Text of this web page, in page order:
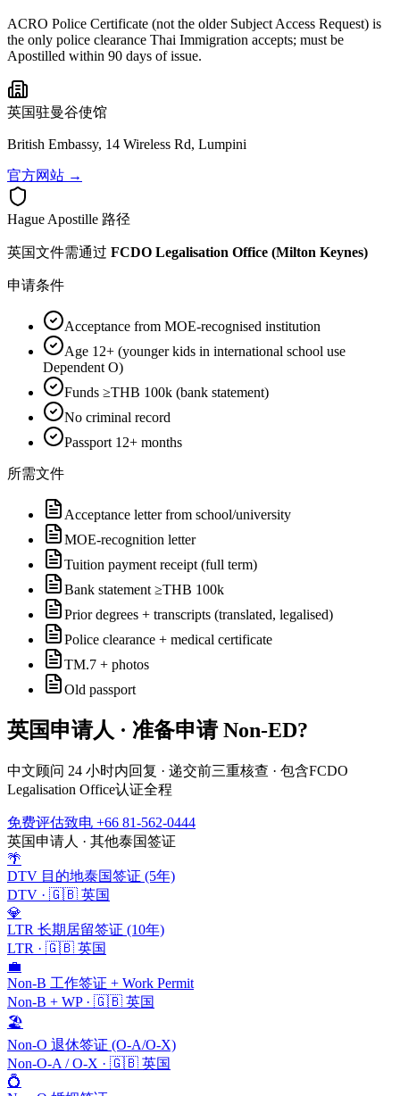
ACRO Police Certificate (not the older Subject Access Request) is
the only police clearance Thai Immigration accepts; must be
Apostilled within 90 days of issue.
英国驻曼谷使馆
British Embassy, 14 Wireless Rd, Lumpini
官方网站 →
Hague Apostille 路径
英国文件需通过 FCDO Legalisation Office (Milton Keynes)
申请条件
Acceptance from MOE-recognised institution
Age 12+ (younger kids in international school use
Dependent O)
Funds ≥THB 100k (bank statement)
No criminal record
Passport 12+ months
所需文件
Acceptance letter from school/university
MOE-recognition letter
Tuition payment receipt (full term)
Bank statement ≥THB 100k
Prior degrees + transcripts (translated, legalised)
Police clearance + medical certificate
TM.7 + photos
Old passport
英国申请人 · 准备申请Non-ED?
中文顾问 24 小时内回复 · 递交前三重核查 · 包含FCDO
Legalisation Office认证全程
免费评估致电 +66 81-562-0444
英国申请人 · 其他泰国签证
🌴
DTV 目的地泰国签证 (5年)
DTV · 🇬🇧 英国
💎
LTR 长期居留签证 (10年)
LTR · 🇬🇧 英国
💼
Non-B 工作签证 + Work Permit
Non-B + WP· 🇬🇧 英国
🏖️
Non-O 退休签证 (O-A/O-X)
Non-O-A / O-X · 🇬🇧 英国
💍